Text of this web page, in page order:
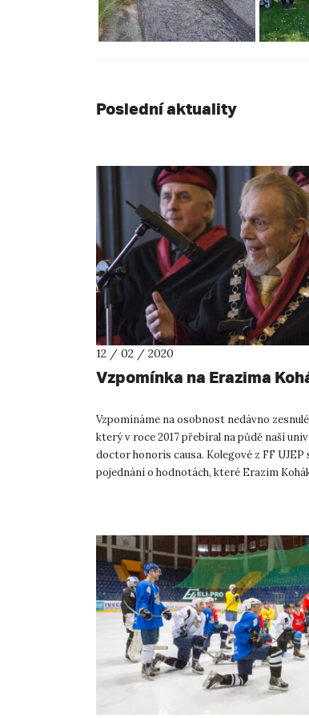
Poslední aktuality
12 / 02 / 2020
Vzpomínka na Erazima
Vzpomínáme na osobnost nedávno
který v roce 2017 přebíral na půdě naší
doctor honoris causa. Kolegové z FF
pojednání o hodnotách, které Erazim